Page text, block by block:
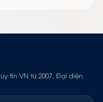
uy tín VN từ 2007. Đại diện